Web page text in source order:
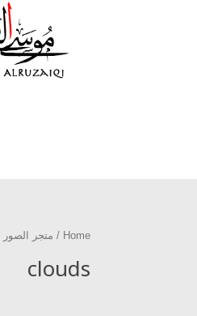
Home
/ متجر الصور photo store
clouds